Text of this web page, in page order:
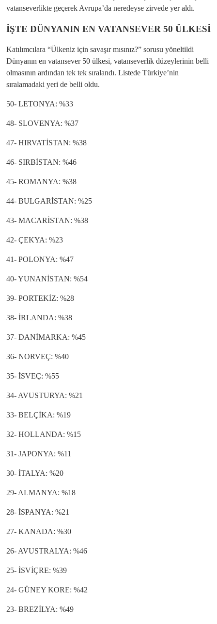
vatanseverlikte geçerek Avrupa’da neredeyse zirvede yer aldı.
İŞTE DÜNYANIN EN VATANSEVER 50 ÜLKESİ
Katılımcılara “Ülkeniz için savaşır mısınız?” sorusu yöneltildi
Dünyanın en vatansever 50 ülkesi, vatanseverlik düzeylerinin belli
olmasının ardından tek tek sıralandı. Listede Türkiye’nin
sıralamadaki yeri de belli oldu.
50- LETONYA: %33
48- SLOVENYA: %37
47- HIRVATİSTAN: %38
46- SIRBİSTAN: %46
45- ROMANYA: %38
44- BULGARİSTAN: %25
43- MACARİSTAN: %38
42- ÇEKYA: %23
41- POLONYA: %47
40- YUNANİSTAN: %54
39- PORTEKİZ: %28
38- İRLANDA: %38
37- DANİMARKA: %45
36- NORVEÇ: %40
35- İSVEÇ: %55
34- AVUSTURYA: %21
33- BELÇİKA: %19
32- HOLLANDA: %15
31- JAPONYA: %11
30- İTALYA: %20
29- ALMANYA: %18
28- İSPANYA: %21
27- KANADA: %30
26- AVUSTRALYA: %46
25- İSVİÇRE: %39
24- GÜNEY KORE: %42
23- BREZİLYA: %49